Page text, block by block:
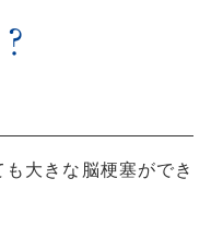
大きな脳梗塞ができ